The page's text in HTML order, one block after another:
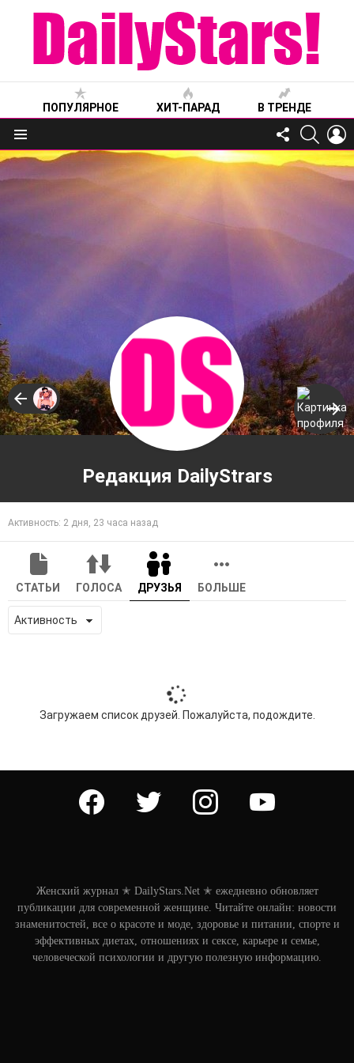
ПОПУЛЯРНОЕ ХИТ-ПАРАД В ТРЕНДЕ
Меню
FOLLOW
US
Редакция DailyStrars
Активность: 2 дня, 23 часа назад
СТАТЬИ ГОЛОСА ДРУЗЬЯ БОЛЬШЕ
Загружаем список друзей. Пожалуйста, подождите.
facebook twitter instagram youtube
Женский журнал ✭ DailyStars.Net ✭ ежедневно обновляет
публикации для современной женщине. Читайте онлайн: новости
знаменитостей, все о красоте и моде, здоровье и питании, спорте и
эффективных диетах, отношениях и сексе, карьере и семье,
человеческой психологии и другую полезную информацию.